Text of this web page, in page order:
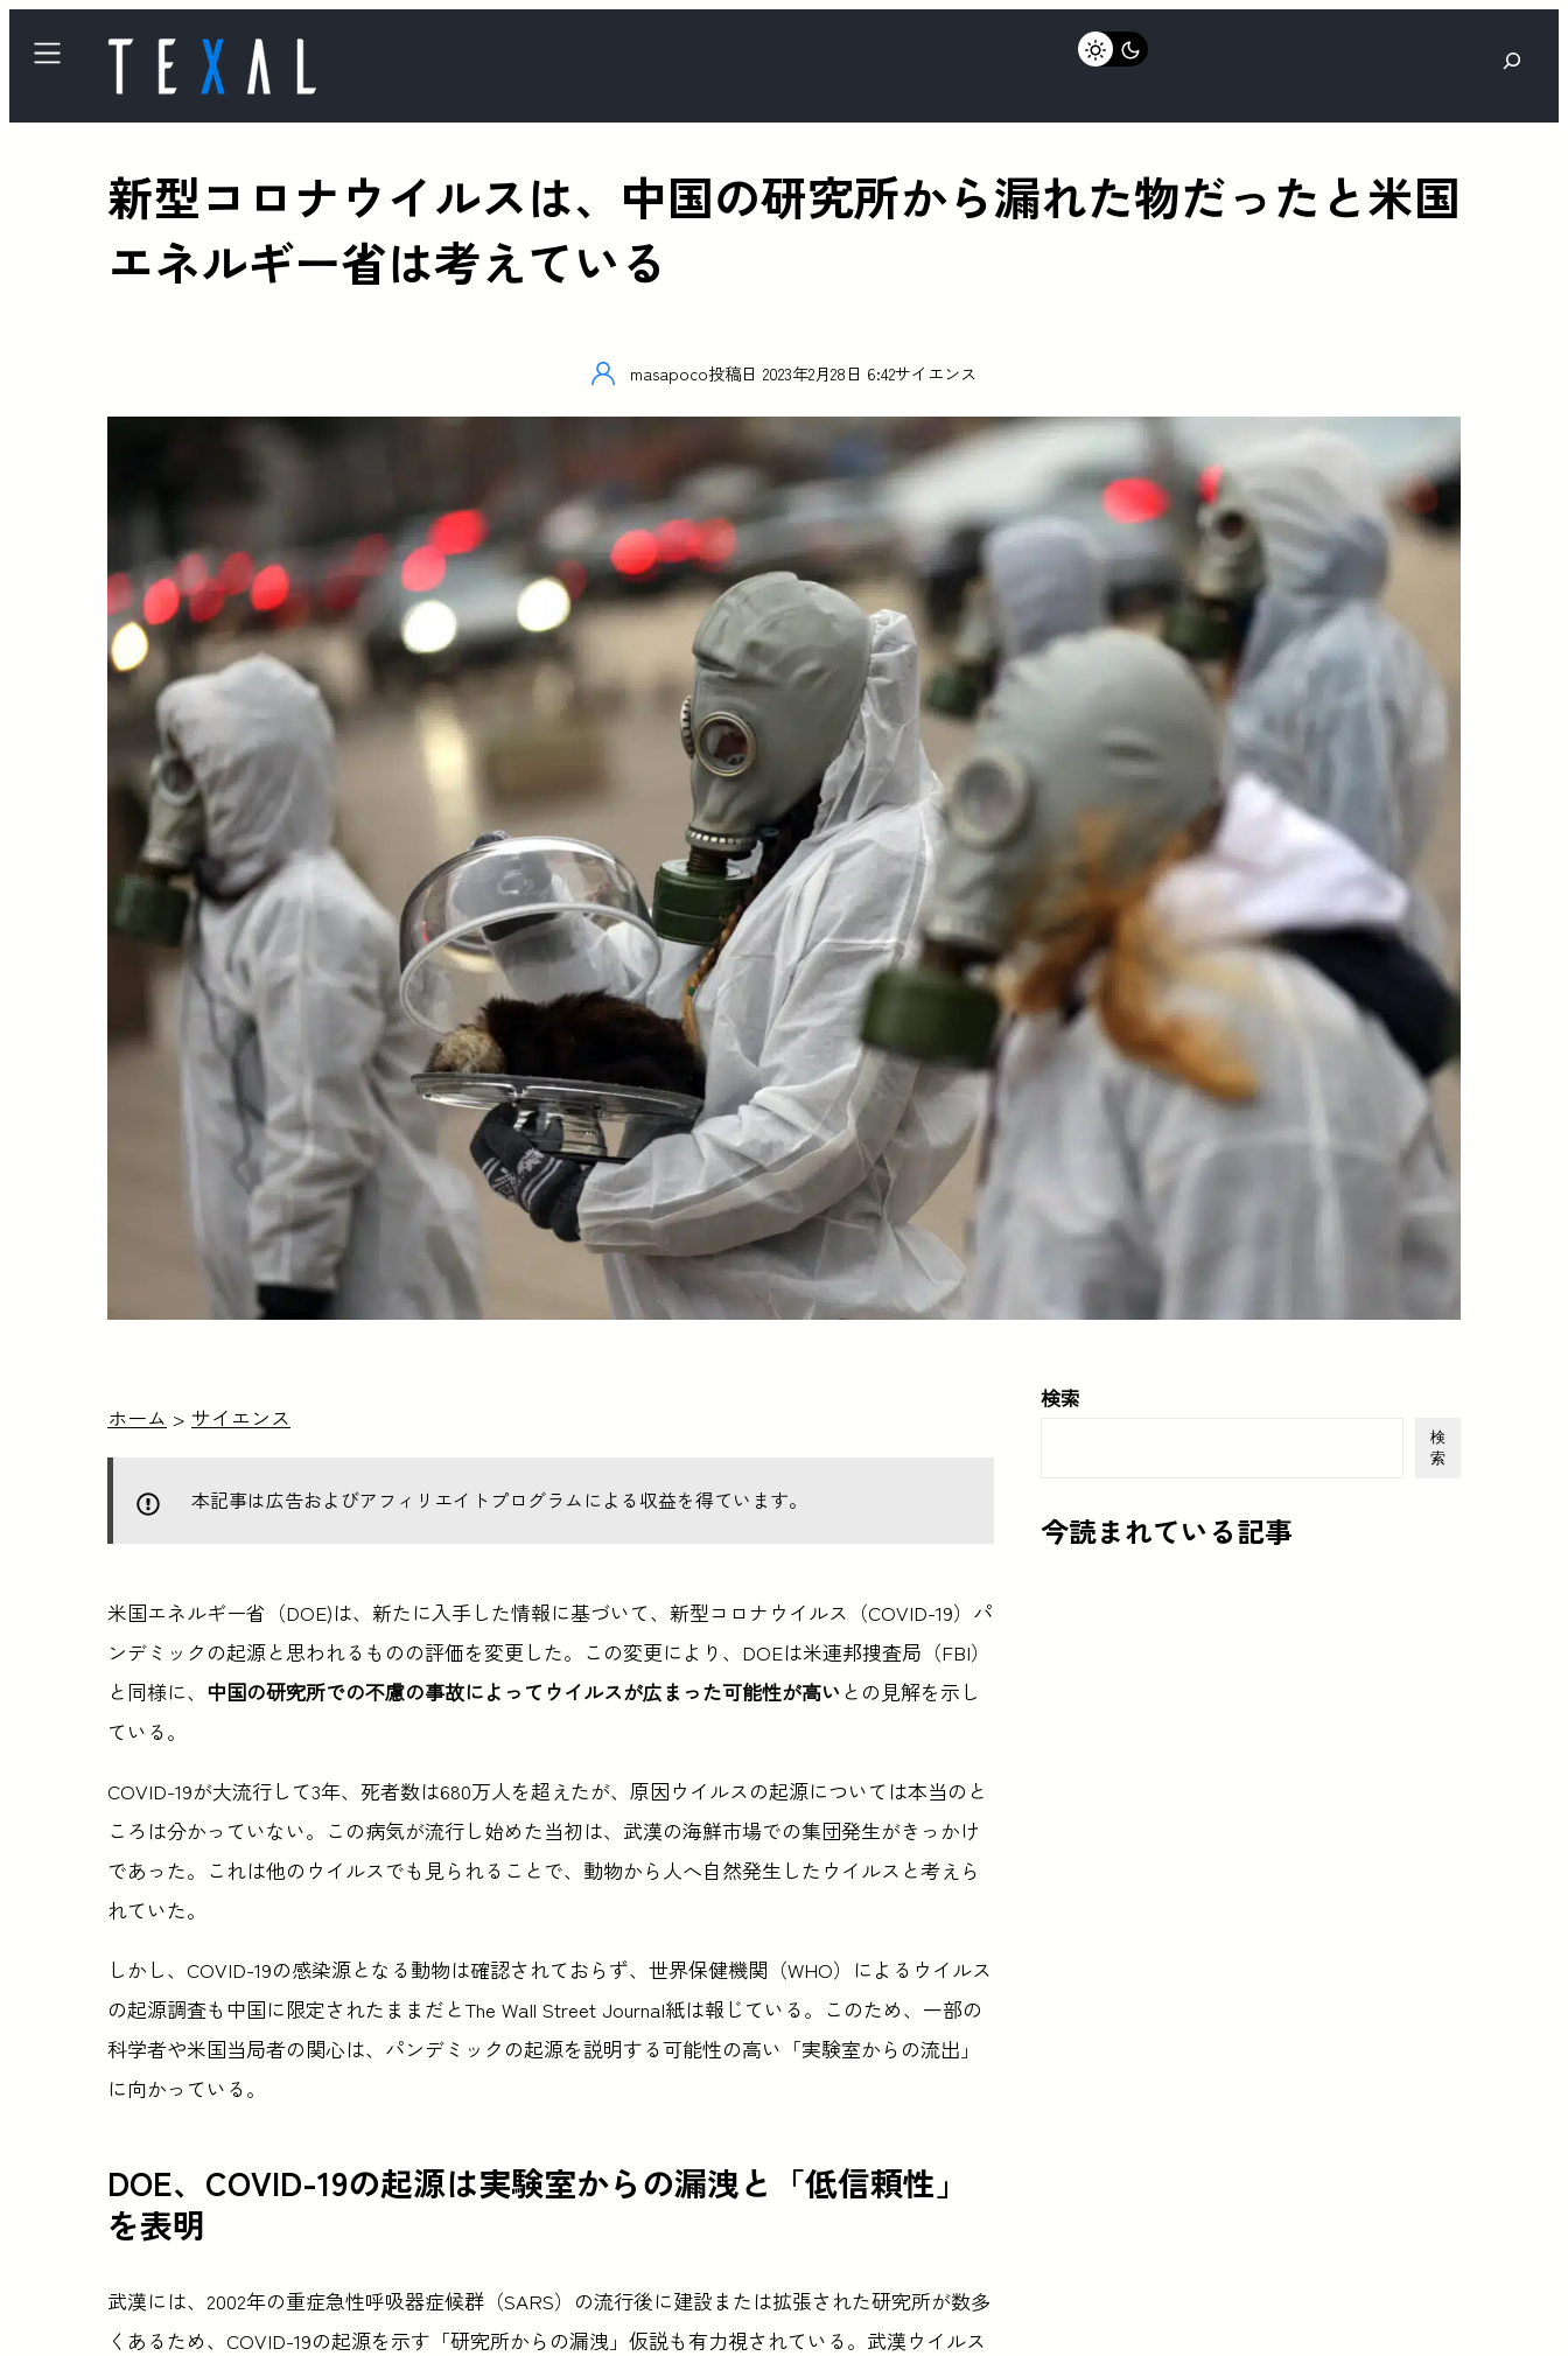
検
新型コロナウイルスは、中国の研究所から漏れた物だったと米国
エネルギー省は考えている
masapoco投稿日 2023年2月28日 6:42サイエンス
ホーム > サイエンス
本記事は広告およびアフィリエイトプログラムによる収益を得ています。
米国エネルギー省（DOE)は、新たに入手した情報に基づいて、新型コロナウイルス（COVID-19）パ
ンデミックの起源と思われるものの評価を変更した。この変更により、DOEは米連邦捜査局（FBI）
と同様に、 中国の研究所での不慮の事故によってウイルスが広まった可能性が高い との見解を示し
ている。
COVID-19が大流行して3年、死者数は680万人を超えたが、原因ウイルスの起源については本当のと
ころは分かっていない。この病気が流行し始めた当初は、武漢の海鮮市場での集団発生がきっかけ
であった。これは他のウイルスでも見られることで、動物から人へ自然発生したウイルスと考えら
れていた。
しかし、COVID-19の感染源となる動物は確認されておらず、世界保健機関（WHO）によるウイルス
の起源調査も中国に限定されたままだとThe Wall Street Journal紙は報じている。このため、一部の
科学者や米国当局者の関心は、パンデミックの起源を説明する可能性の高い「実験室からの流出」
に向かっている。
DOE、COVID-19の起源は実験室からの漏洩と「低信頼性」
を表明
武漢には、2002年の重症急性呼吸器症候群（SARS）の流行後に建設または拡張された研究所が数多
くあるため、COVID-19の起源を示す「研究所からの漏洩」仮説も有力視されている。武漢ウイルス
検索
検
索
今読まれている記事